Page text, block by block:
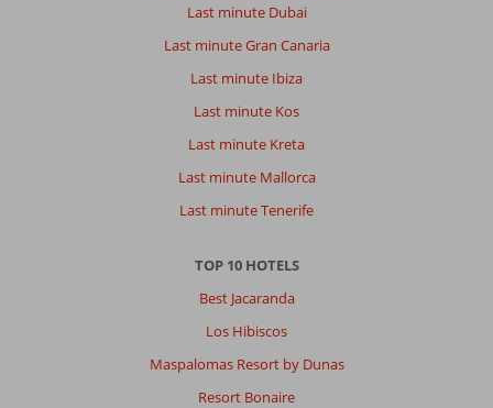
Last minute Dubai
Last minute Gran Canaria
Last minute Ibiza
Last minute Kos
Last minute Kreta
Last minute Mallorca
Last minute Tenerife
TOP 10 HOTELS
Best Jacaranda
Los Hibiscos
Maspalomas Resort by Dunas
Resort Bonaire